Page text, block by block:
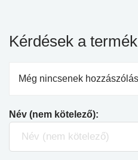
Kérdések a
Még nincsenek
Név (nem kötelező):